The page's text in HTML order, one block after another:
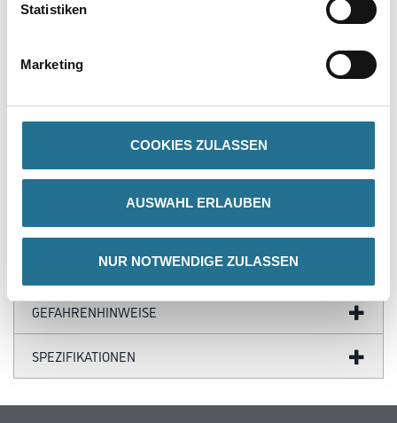
Statistiken
Marketing
COOKIES ZULASSEN
AUSWAHL ERLAUBEN
NUR NOTWENDIGE ZULASSEN
PRODUKTEIGENSCHAFTEN
Produkteigenschaft
- Nr. Sicher Aufmachung
ZUSATZINFOS
GEFAHRENHINWEISE
SPEZIFIKATIONEN